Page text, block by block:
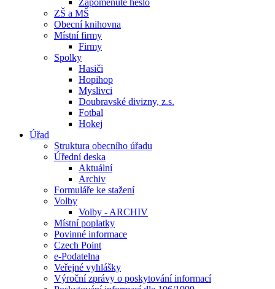
Zapomenuté heslo
ZŠ a MŠ
Obecní knihovna
Místní firmy
Firmy
Spolky
Hasiči
Hopihop
Myslivci
Doubravské divizny, z.s.
Fotbal
Hokej
Úřad
Struktura obecního úřadu
Úřední deska
Aktuální
Archiv
Formuláře ke stažení
Volby
Volby - ARCHIV
Místní poplatky
Povinné informace
Czech Point
e-Podatelna
Veřejné vyhlášky
Výroční zprávy o poskytování informací